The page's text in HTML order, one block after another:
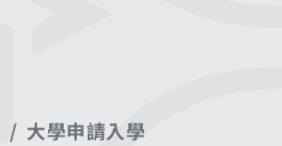
大學申請入學